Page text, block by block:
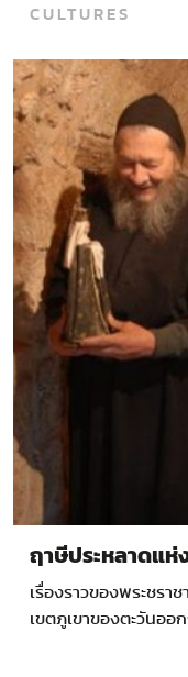
CULTURES
ฤาษีประหลาดแ
เรื่องราวของพระชรา
เขตภูเขาของตะวันอ